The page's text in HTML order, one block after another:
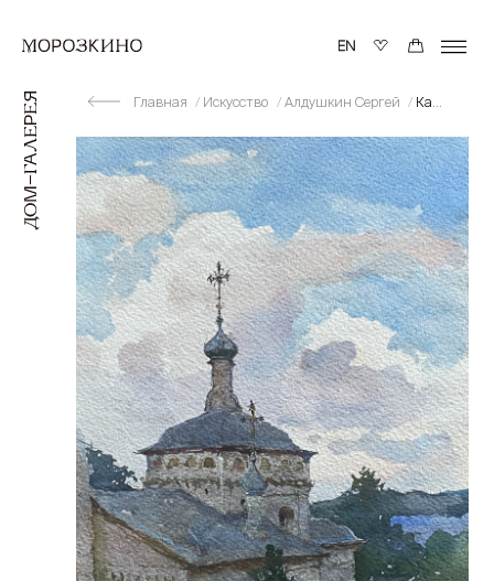
Главная Искусство Алдушкин Сергей Казанская церковь в Хмелевке